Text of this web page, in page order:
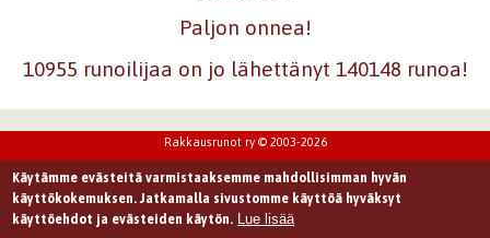
Paljon onnea!
10955 runoilijaa on jo lähettänyt 140148 runoa!
Rakkausrunot ry © 2003-2026
Käytämme evästeitä varmistaaksemme mahdollisimman hyvän
käyttökokemuksen. Jatkamalla sivustomme käyttöä hyväksyt
käyttöehdot ja evästeiden käytön. Lue lisää